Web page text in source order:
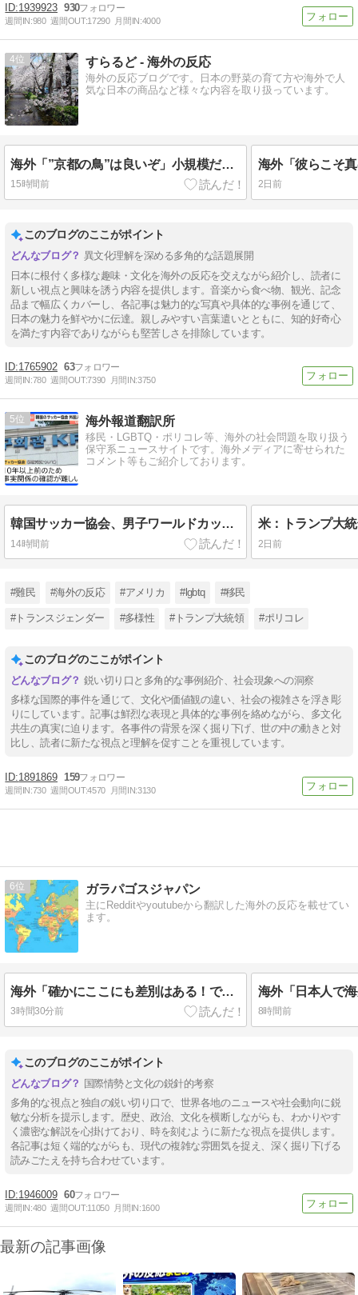
1939923 930
週間IN:980 週間OUT:17290 月間IN:4000
4 すらるど - 海外の反応
海外の反応ブログです。日本の野菜の育て方や海外で人
気な日本の商品など様々な内容を取り扱っています。
海外「”京都の鳥”は良いぞ」小規模だけどお勧めな日本の観光名所／お店に対する海外の反応
15時間前 2日前
このブログのここがポイント
異文化理解を深める多角的な話題展開
日本に根付く多様な趣味・文化を海外の反応を交えながら紹介し、読者に
新しい視点と興味を誘う内容を提供します。音楽から食べ物、観光、記念
品まで幅広くカバーし、各記事は魅力的な写真や具体的な事例を通じて、
日本の魅力を鮮やかに伝達。親しみやすい言葉遣いとともに、知的好奇心
を満たす内容でありながらも堅苦しさを排除しています。
1765902 63
週間IN:780 週間OUT:7390 月間IN:3750
5 海外報道翻訳所
移民・LGBTQ・ポリコレ等、海外の社会問題を取り扱う
保守系ニュースサイトです。海外メディアに寄せられた
コメント等もご紹介しております。
韓国サッカー協会、男子ワールドカップ予選における外国人審判への性接待疑惑が浮上…よみがえる2002W杯の悪夢[海外の反応]
14時間前 2日前
#難民 #海外の反応 #アメリカ #lgbtq #移民
#トランスジェンダー #多様性 #トランプ大統領 #ポリコレ
このブログのここがポイント
鋭い切り口と多角的な事例紹介、社会現象への洞察
多様な国際的事件を通じて、文化や価値観の違い、社会の複雑さを浮き彫
りにしています。記事は鮮烈な表現と具体的な事例を絡めながら、多文化
共生の真実に迫ります。各事件の背景を深く掘り下げ、世の中の動きと対
比し、読者に新たな視点と理解を促すことを重視しています。
1891869 159
週間IN:730 週間OUT:4570 月間IN:3130
6 ガラパゴスジャパン
主にRedditやyoutubeから翻訳した海外の反応を載せてい
ます。
海外「確かにここにも差別はある！でも日本を見てみろよ！…とかいう論調。スケープゴートだろ」
3時間30分前 8時間前
このブログのここがポイント
国際情勢と文化の鋭針的考察
多角的な視点と独自の鋭い切り口で、世界各地のニュースや社会動向に鋭
敏な分析を提示します。歴史、政治、文化を横断しながらも、わかりやす
く濃密な解説を心掛けており、時を刻むように新たな視点を提供します。
各記事は短く端的ながらも、現代の複雑な雰囲気を捉え、深く掘り下げる
読みごたえを持ち合わせています。
1946009 60
週間IN:480 週間OUT:11050 月間IN:1600
最新の記事画像